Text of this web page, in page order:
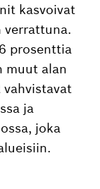
kasvoivat
verrattuna.
prosenttia
muut alan
ja
joka